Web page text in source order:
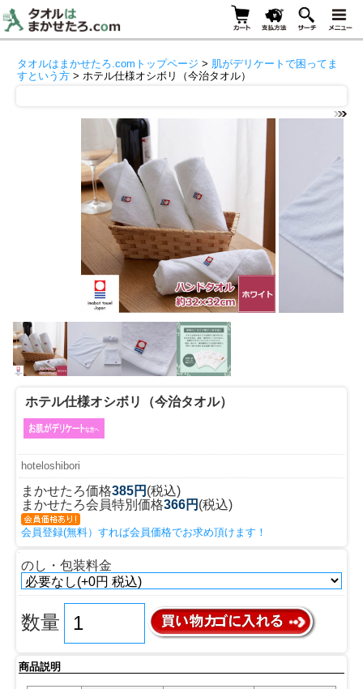
タオルはまかせたろ.comトップページ > 肌がデリケートで困ってま
すという方 > ホテル仕様オシボリ（今治タオル）
ホテル仕様オシボリ（今治タオル）
hoteloshibori
まかせたろ価格385円 (税込)
まかせたろ会員特別価格366円 (税込)
会員登録(無料）すれば会員価格でお求め頂けます！
のし・包装料金
数量
商品説明